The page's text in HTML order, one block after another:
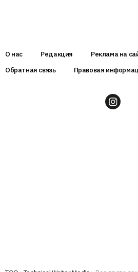
О нас Редакция
Реклама на
Обратная связь
Правовая